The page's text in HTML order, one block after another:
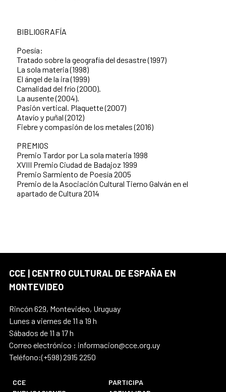
BIBLIOGRAFÍA
Poesía:
Tratado sobre la geografía del desastre (1997)
La sola materia (1998)
El ángel de la ira (1999)
Carnalidad del frío (2000).
La ausente (2004).
Pasión vertical. Plaquette (2007)
Atavío y puñal (2012)
Fiebre y compasión de los metales (2016)
PREMIOS
Premio Tardor por La sola materia 1998
XVIII Premio Ciudad de Badajoz 1999
Premio Sarmiento de Poesía 2005
Premio de la Asociación Cultural Tierno Galván en el
apartado de Cultura 2014
CCE | CENTRO CULTURAL DE ESPAÑA EN
MONTEVIDEO
Rincón 629, Montevideo, Uruguay
Lunes a viernes de 11 a 19 h
Sábados de 11 a 17 h
Correo electrónico : informacion@cce.org.uy
Teléfono:(+598) 2915 2250
CCE
PARTICIPA